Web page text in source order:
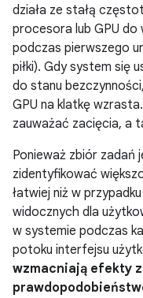
działa ze stałą
procesora lub GPU do
podczas pierwszego
piłki). Gdy system się
do stanu
GPU na klatkę
zauważać zacięcia, a
Ponieważ zbiór zadań
zidentyfikować
łatwiej niż w
widocznych dla
w systemie podczas
potoku interfejsu
wzmacniają efekty